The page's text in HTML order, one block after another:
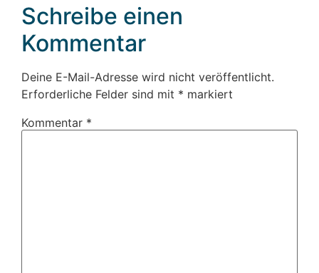
Schreibe einen
Kommentar
Deine E-Mail-Adresse wird nicht veröffentlicht.
Erforderliche Felder sind mit * markiert
Kommentar *